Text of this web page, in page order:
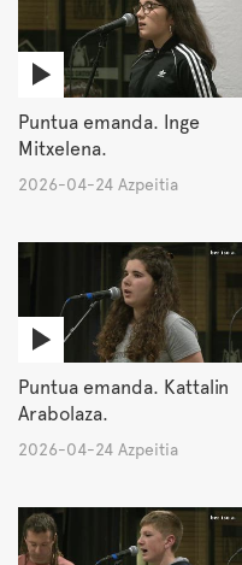
Puntua emanda. Inge
Mitxelena.
2026-04-24 Azpeitia
Puntua emanda. Kattalin
Arabolaza.
2026-04-24 Azpeitia